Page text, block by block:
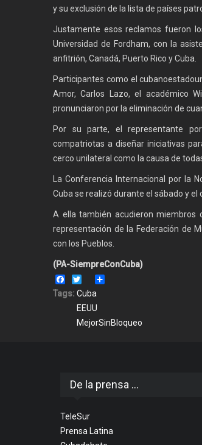
y su exclusión de la lista de países
Justamente esos reclamos fueron
Universidad de Fordham, con la
anfitrión, Canadá, Puerto Rico y Cuba.
Participantes como el
Amor, Carlos Lazo, el académico
pronunciaron por la eliminación de
Por su parte, el representante
compatriotas a diseñar iniciativas
cerco unilateral como la causa de
La Conferencia Internacional por la
Cuba se realizó durante el sábado y el
A ella también acudieron miembros
representación de la Federación de
con los Pueblos.
(PA-SiempreConCuba)
Facebook
Twitter
Tags: Cuba
EEUU
MejorSinBloqueo
De la prensa ...
TeleSur
Prensa Latina